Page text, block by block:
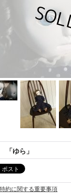
「ゆら」
約に関する重要事項